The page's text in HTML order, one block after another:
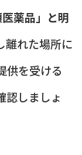
薬品」と明
離れた場所に
供を受ける
認しましょ